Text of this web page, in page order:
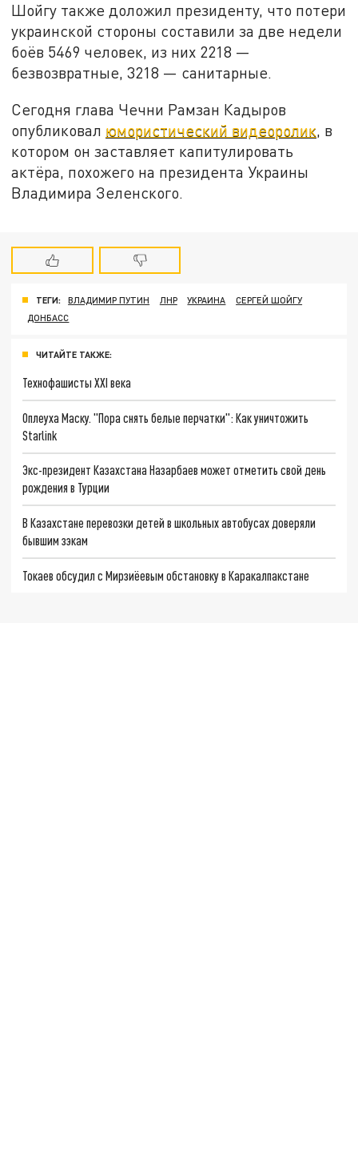
Шойгу также доложил президенту, что потери
украинской стороны составили за две недели
боёв 5469 человек, из них 2218 —
безвозвратные, 3218 — санитарные.
Сегодня глава Чечни Рамзан Кадыров
опубликовал юмористический видеоролик, в
котором он заставляет капитулировать
актёра, похожего на президента Украины
Владимира Зеленского.
ТЕГИ: ВЛАДИМИР ПУТИН ЛНР УКРАИНА
СЕРГЕЙ ШОЙГУ
ДОНБАСС
ЧИТАЙТЕ ТАКЖЕ:
Технофашисты XXI века
Оплеуха Маску. "Пора снять белые перчатки": Как уничтожить
Starlink
Экс-президент Казахстана Назарбаев может отметить свой день
рождения в Турции
В Казахстане перевозки детей в школьных автобусах доверяли
бывшим зэкам
Токаев обсудил с Мирзиёевым обстановку в Каракалпакстане